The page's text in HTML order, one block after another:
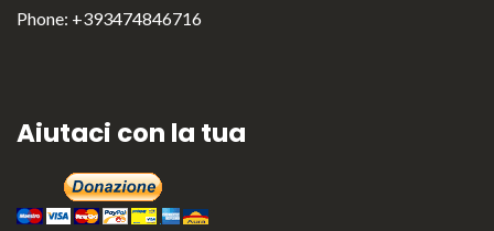
Phone: +393474846716
Aiutaci con la tua